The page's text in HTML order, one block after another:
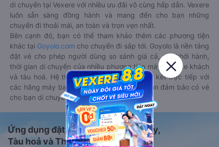
di chuyển tại Vexere với nhiều ưu đãi vô cùng hấp dẫn. Vexere
luôn sẵn sàng đồng hành và mang đến cho bạn những
chuyến đi thoải mái, an toàn và trọn vẹn nhất.
Bên cạnh đó, bạn có thể tham khảo thêm các phương tiện
khác tại Goyolo.com cho chuyến đi sắp tới. Goyolo là nền tảng
đặt vé cho phép người dùng so sánh giá cả, giờ khởi hành,
thời gian di chuyển của nhiều phương tiện máy bay, xe khách
và tàu hoả. Hệ thống của Goyolo được liên kết trực tiếp với
các hãng máy bay, xe khách và tàu hoả, luôn đảm bảo có vé
cho bạn di chuyển.
Ứng dụng đặt vé Xe khách, Máy bay,
Tàu hoả và Thuê xe